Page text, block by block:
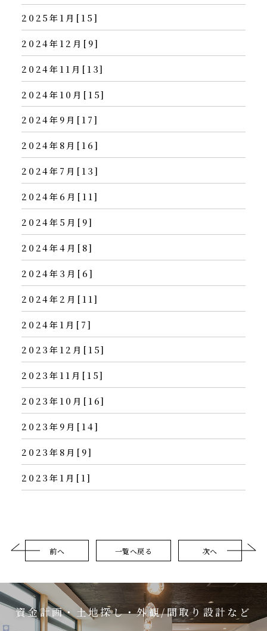
2025年1月[15]
2024年12月[9]
2024年11月[13]
2024年10月[15]
2024年9月[17]
2024年8月[16]
2024年7月[13]
2024年6月[11]
2024年5月[9]
2024年4月[8]
2024年3月[6]
2024年2月[11]
2024年1月[7]
2023年12月[15]
2023年11月[15]
2023年10月[16]
2023年9月[14]
2023年8月[9]
2023年1月[1]
前へ 一覧へ戻る 次へ
資金計画・土地探し・外観/間取り設計など